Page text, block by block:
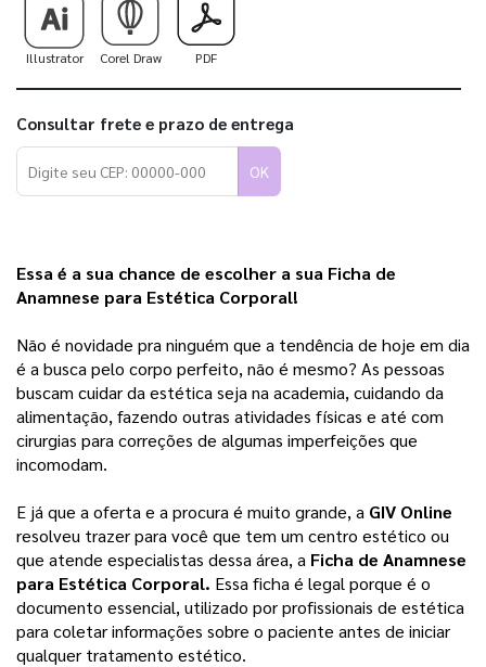
Illustrator Corel Draw PDF
Consultar frete e prazo de entrega
OK
Essa é a sua chance de escolher a sua Ficha de
Anamnese para Estética Corporal!
Não é novidade pra ninguém que a tendência de hoje em dia
é a busca pelo corpo perfeito, não é mesmo? As pessoas
buscam cuidar da estética seja na academia, cuidando da
alimentação, fazendo outras atividades físicas e até com
cirurgias para correções de algumas imperfeições que
incomodam.
E já que a oferta e a procura é muito grande, a GIV Online
resolveu trazer para você que tem um centro estético ou
que atende especialistas dessa área, a Ficha de Anamnese
para Estética Corporal. Essa ficha é legal porque é o
documento essencial, utilizado por profissionais de estética
para coletar informações sobre o paciente antes de iniciar
qualquer tratamento estético.